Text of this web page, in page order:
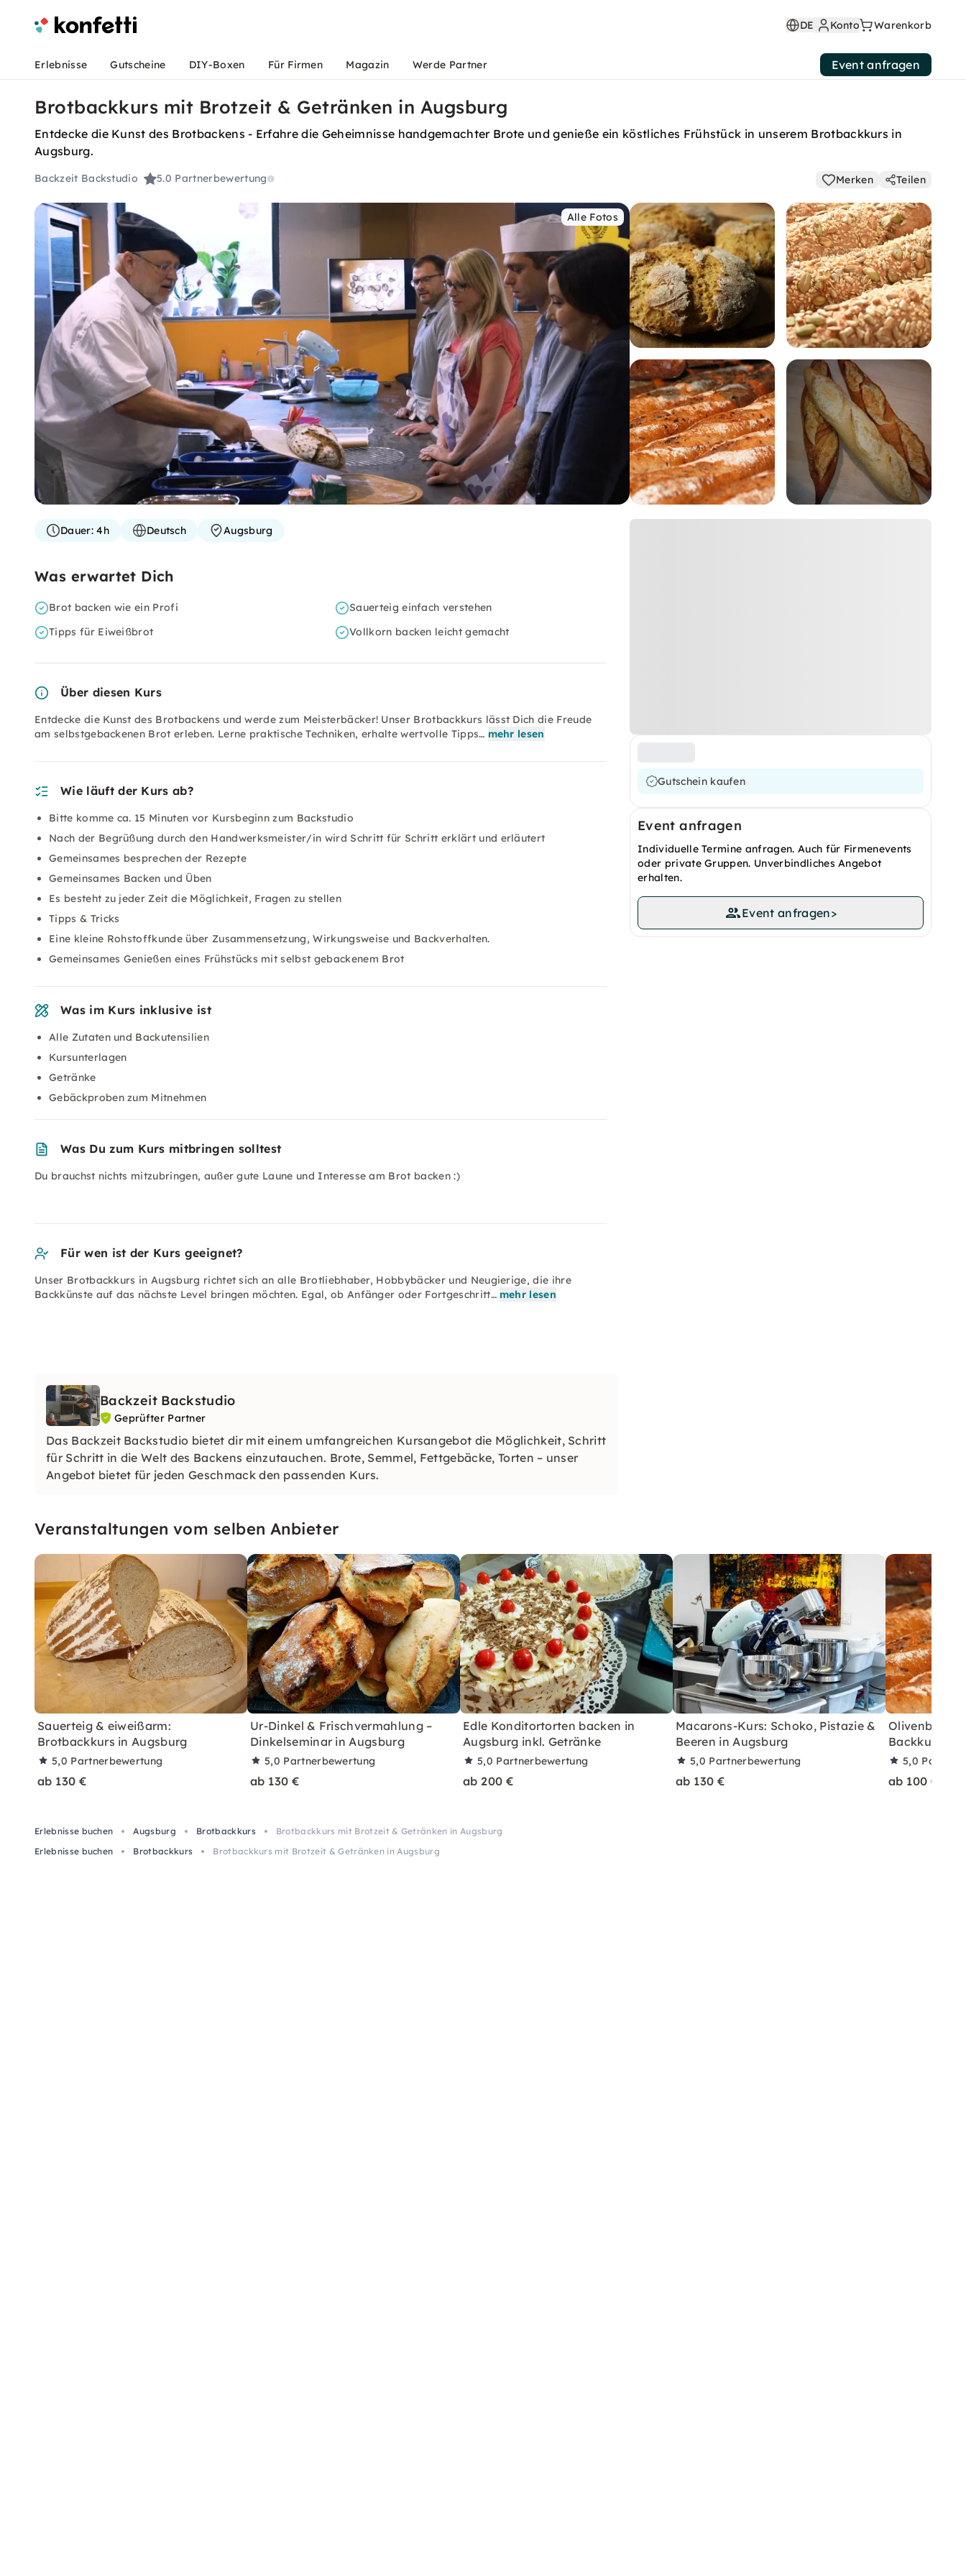
DE Konto Warenkorb
Erlebnisse Gutscheine DIY-Boxen Für Firmen Magazin Werde Partner Event anfragen
Brotbackkurs mit Brotzeit & Getränken in Augsburg
Entdecke die Kunst des Brotbackens - Erfahre die Geheimnisse handgemachter Brote und genieße ein köstliches Frühstück in unserem Brotbackkurs in
Augsburg.
Backzeit Backstudio 5.0 Partnerbewertung Merken Teilen
Alle Fotos
Gutschein kaufen
Event anfragen
Individuelle Termine anfragen. Auch für Firmenevents
oder private Gruppen. Unverbindliches Angebot
erhalten.
Event anfragen>
Dauer:4h Deutsch Augsburg
Was erwartet Dich
Brot backen wie ein Profi
Sauerteig einfach verstehen
Tipps für Eiweißbrot
Vollkorn backen leicht gemacht
Über diesen Kurs
Entdecke die Kunst des Brotbackens und werde zum Meisterbäcker! Unser Brotbackkurs lässt Dich die Freude
am selbstgebackenen Brot erleben. Lerne praktische Techniken, erhalte wertvolle Tipps… mehr lesen
Wie läuft der Kurs ab?
Bitte komme ca. 15 Minuten vor Kursbeginn zum Backstudio
Nach der Begrüßung durch den Handwerksmeister/in wird Schritt für Schritt erklärt und erläutert
Gemeinsames besprechen der Rezepte
Gemeinsames Backen und Üben
Es besteht zu jeder Zeit die Möglichkeit, Fragen zu stellen
Tipps & Tricks
Eine kleine Rohstoffkunde über Zusammensetzung, Wirkungsweise und Backverhalten.
Gemeinsames Genießen eines Frühstücks mit selbst gebackenem Brot
Was im Kurs inklusive ist
Alle Zutaten und Backutensilien
Kursunterlagen
Getränke
Gebäckproben zum Mitnehmen
Was Du zum Kurs mitbringen solltest
Du brauchst nichts mitzubringen, außer gute Laune und Interesse am Brot backen :)
Für wen ist der Kurs geeignet?
Unser Brotbackkurs in Augsburg richtet sich an alle Brotliebhaber, Hobbybäcker und Neugierige, die ihre
Backkünste auf das nächste Level bringen möchten. Egal, ob Anfänger oder Fortgeschritt… mehr lesen
Backzeit Backstudio
Geprüfter Partner
Das Backzeit Backstudio bietet dir mit einem umfangreichen Kursangebot die Möglichkeit, Schritt
für Schritt in die Welt des Backens einzutauchen. Brote, Semmel, Fettgebäcke, Torten – unser
Angebot bietet für jeden Geschmack den passenden Kurs.
Veranstaltungen vom selben Anbieter
Sauerteig & eiweißarm:
Brotbackkurs in Augsburg
5,0 Partnerbewertung
ab 130 €
Ur-Dinkel & Frischvermahlung –
Dinkelseminar in Augsburg
5,0 Partnerbewertung
ab 130 €
Edle Konditortorten backen in
Augsburg inkl. Getränke
5,0 Partnerbewertung
ab 200 €
Macarons-Kurs: Schoko, Pistazie &
Beeren in Augsburg
5,0 Partnerbewertung
ab 130 €
Olivenbrot &
Backkurs in
5,0
ab 100 €
Erlebnisse buchen Augsburg Brotbackkurs
Brotbackkurs mit Brotzeit & Getränken in Augsburg
Erlebnisse buchen
Brotbackkurs Brotbackkurs mit Brotzeit & Getränken in Augsburg